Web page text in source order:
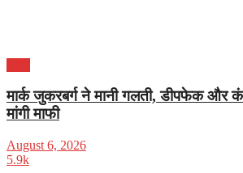
मार्क जुकरबर्ग ने मानी गलती, डीपफेक और
मांगी माफी
August 6, 2026
5.9k